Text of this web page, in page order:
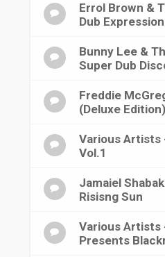
Errol Brown &
Dub Expression
Bunny Lee &
Super Dub
Freddie
(Deluxe Edition)
Various Artists
Vol.1
Jamaiel
Risisng Sun
Various Artists
Presents